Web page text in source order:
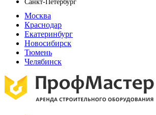
Санкт-Петербург
Москва
Краснодар
Екатеринбург
Новосибирск
Тюмень
Челябинск